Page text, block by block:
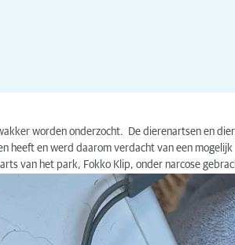
worden onderzocht. De dierenartsen en
heeft en werd daarom verdacht van een
van het park, Fokko Klip, onder narcose